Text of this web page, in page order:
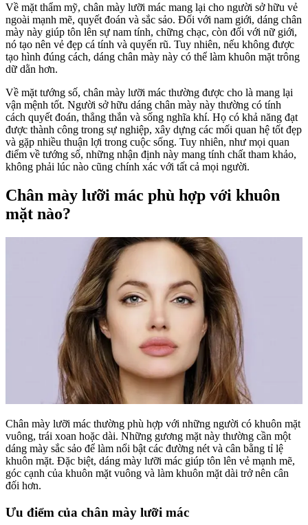
Về mặt thẩm mỹ, chân mày lưỡi mác mang lại cho người sở hữu vẻ
ngoài mạnh mẽ, quyết đoán và sắc sảo. Đối với nam giới, dáng chân
mày này giúp tôn lên sự nam tính, chững chạc, còn đối với nữ giới,
nó tạo nên vẻ đẹp cá tính và quyến rũ. Tuy nhiên, nếu không được
tạo hình đúng cách, dáng chân mày này có thể làm khuôn mặt trông
dữ dằn hơn.
Về mặt tướng số, chân mày lưỡi mác thường được cho là mang lại
vận mệnh tốt. Người sở hữu dáng chân mày này thường có tính
cách quyết đoán, thẳng thắn và sống nghĩa khí. Họ có khả năng đạt
được thành công trong sự nghiệp, xây dựng các mối quan hệ tốt đẹp
và gặp nhiều thuận lợi trong cuộc sống. Tuy nhiên, như mọi quan
điểm về tướng số, những nhận định này mang tính chất tham khảo,
không phải lúc nào cũng chính xác với tất cả mọi người.
Chân mày lưỡi mác phù hợp với khuôn
mặt nào?
Chân mày lưỡi mác thường phù hợp với những người có khuôn mặt
vuông, trái xoan hoặc dài. Những gương mặt này thường cần một
dáng mày sắc sảo để làm nổi bật các đường nét và cân bằng tỉ lệ
khuôn mặt. Đặc biệt, dáng mày lưỡi mác giúp tôn lên vẻ mạnh mẽ,
góc cạnh của khuôn mặt vuông và làm khuôn mặt dài trở nên cân
đối hơn.
Ưu điểm của chân mày lưỡi mác